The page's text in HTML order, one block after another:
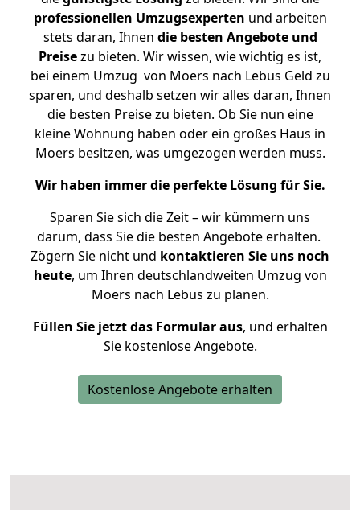
professionellen Umzugsexperten und arbeiten
stets daran, Ihnen die besten Angebote und
Preisezu bieten. Wir wissen, wie wichtig es ist,
bei einem Umzug von Moers nach Lebus Geld zu
sparen, und deshalb setzen wir alles daran, Ihnen
die besten Preise zu bieten. Ob Sie nun eine
kleine Wohnung haben oder ein großes Haus in
Moers besitzen, was umgezogen werden muss.
Wir haben immer die perfekte Lösung für Sie.
Sparen Sie sich die Zeit – wir kümmern uns
darum, dass Sie die besten Angebote erhalten.
Zögern Sie nicht und kontaktieren Sie uns noch
heute, um Ihren deutschlandweiten Umzug von
Moers nach Lebus zu planen.
Füllen Sie jetzt das Formular aus, und erhalten
Sie kostenlose Angebote.
Kostenlose Angebote erhalten